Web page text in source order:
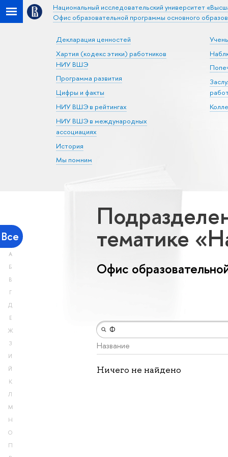
Национальный исследовательский университет
Офис образовательной программы основного
Декларация ценностей
Хартия (кодекс этики) работников
НИУ ВШЭ
Программа развития
Цифры и факты
НИУ ВШЭ в рейтингах
НИУ ВШЭ в международных
ассоциациях
История
Мы помним
Все
А
Б
В
Г
Д
Е
Ж
З
И
Й
К
Л
М
Н
О
П
тематике
Офис
Название
Ничего не найдено